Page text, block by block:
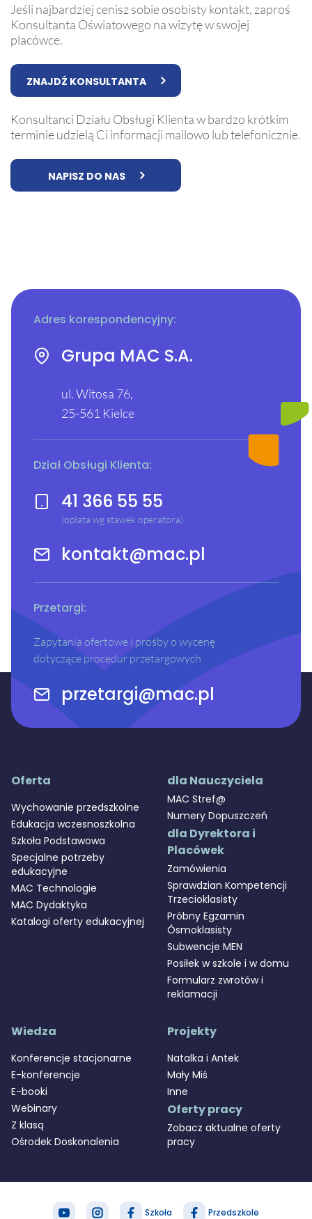
Jeśli najbardziej cenisz sobie osobisty kontakt, zaproś
Konsultanta Oświatowego na wizytę w swojej
placówce.
ZNAJDŹ KONSULTANTA
Konsultanci Działu Obsługi Klienta w bardzo krótkim
terminie udzielą Ci informacji mailowo lub telefonicznie.
NAPISZ DO NAS
Adres korespondencyjny:
Grupa MAC S.A.
ul. Witosa 76,
25-561 Kielce
Dział Obsługi Klienta:
41 366 55 55
(opłata wg stawek operatora)
kontakt@mac.pl
Przetargi:
Zapytania ofertowe i prośby o wycenę
dotyczące procedur przetargowych
przetargi@mac.pl
Oferta
Wychowanie przedszkolne
Edukacja wczesnoszkolna
Szkoła Podstawowa
Specjalne potrzeby
edukacyjne
MAC Technologie
MAC Dydaktyka
Katalogi oferty edukacyjnej
dla Nauczyciela
MAC Stref@
Numery Dopuszczeń
dla Dyrektora i
Placówek
Zamówienia
Sprawdzian Kompetencji
Trzecioklasisty
Próbny Egzamin
Ósmoklasisty
Subwencje MEN
Posiłek w szkole i w domu
Formularz zwrotów i
reklamacji
Wiedza
Konferencje stacjonarne
E-konferencje
E-booki
Webinary
Z klasą
Ośrodek Doskonalenia
Projekty
Natalka i Antek
Mały Miś
Inne
Oferty pracy
Zobacz aktualne oferty
pracy
Szkoła Przedszkole